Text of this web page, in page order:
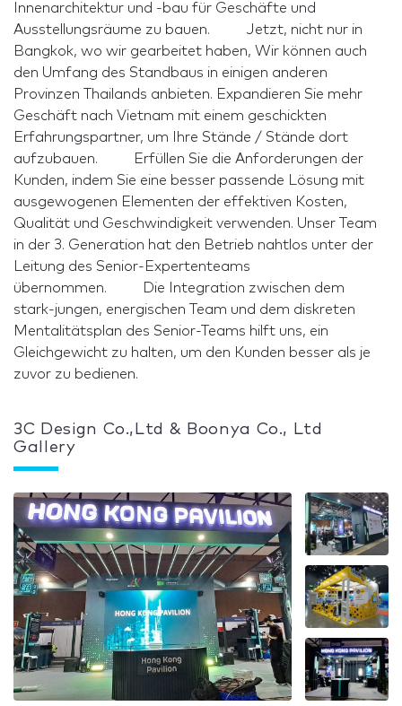
Innenarchitektur und -bau für Geschäfte und
Ausstellungsräume zu bauen. Jetzt, nicht nur in
Bangkok, wo wir gearbeitet haben, Wir können auch
den Umfang des Standbaus in einigen anderen
Provinzen Thailands anbieten. Expandieren Sie mehr
Geschäft nach Vietnam mit einem geschickten
Erfahrungspartner, um Ihre Stände / Stände dort
aufzubauen. Erfüllen Sie die Anforderungen der
Kunden, indem Sie eine besser passende Lösung mit
ausgewogenen Elementen der effektiven Kosten,
Qualität und Geschwindigkeit verwenden. Unser Team
in der 3. Generation hat den Betrieb nahtlos unter der
Leitung des Senior-Expertenteams
übernommen. Die Integration zwischen dem
stark-jungen, energischen Team und dem diskreten
Mentalitätsplan des Senior-Teams hilft uns, ein
Gleichgewicht zu halten, um den Kunden besser als je
zuvor zu bedienen.
3C Design Co.,Ltd & Boonya Co., Ltd
Gallery